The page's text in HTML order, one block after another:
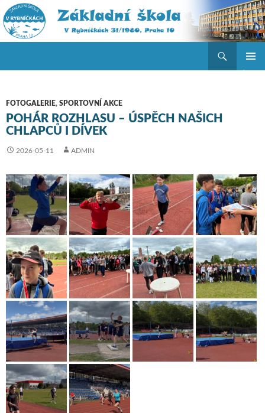
FOTOGALERIE, SPORTOVNÍ AKCE
POHÁR ROZHLASU – ÚSPĚCH NAŠICH
CHLAPCŮ I DÍVEK
2026-05-11 ADMIN